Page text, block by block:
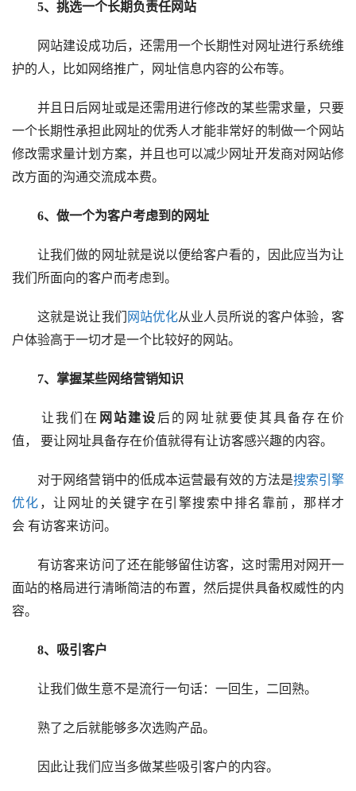
5、挑选一个长期负责任网站
网站建设成功后，还需用一个长期性对网址进行系统维
护的人，比如网络推广，网址信息内容的公布等。
并且日后网址或是还需用进行修改的某些需求量，只要
一个长期性承担此网址的优秀人才能非常好的制做一个网站
修改需求量计划方案，并且也可以减少网址开发商对网站修
改方面的沟通交流成本费。
6、做一个为客户考虑到的网址
让我们做的网址就是说以便给客户看的，因此应当为让
我们所面向的客户而考虑到。
这就是说让我们 网站优化从业人员所说的客户体验，客
户体验高于一切才是一个比较好的网站。
7、掌握某些网络营销知识
让我们在 网站建设 后的网址就要使其具备存在价
值， 要让网址具备存在价值就得有让访客感兴趣的内容。
对于网络营销中的低成本运营最有效的方法是搜索引擎
优化 ，让网址的关键字在引擎搜索中排名靠前，那样才
会 有访客来访问。
有访客来访问了还在能够留住访客，这时需用对网开一
面站的格局进行清晰简洁的布置，然后提供具备权威性的内
容。
8、吸引客户
让我们做生意不是流行一句话：一回生，二回熟。
熟了之后就能够多次选购产品。
因此让我们应当多做某些吸引客户的内容。